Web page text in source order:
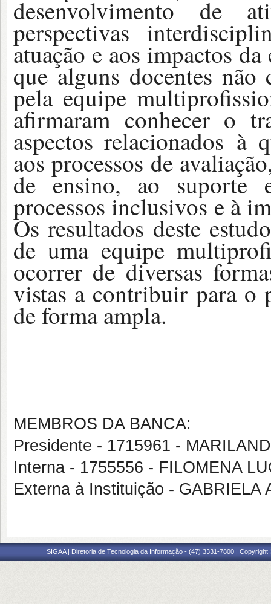
desenvolvimento de
perspectivas
atuação e aos impactos
que alguns docentes
pela equipe
afirmaram conhecer o
aspectos relacionados à
aos processos de
de ensino, ao suporte
processos inclusivos e à
Os resultados deste
de uma equipe
ocorrer de diversas
vistas a contribuir para o
de forma ampla.
MEMBROS DA BANCA:
Presidente - 1715961 -
Interna - 1755556 - FILOMENA
Externa à Instituição - GABRIELA
SIGAA | Diretoria de Tecnologia da Informação - (47) 3331-7800 |